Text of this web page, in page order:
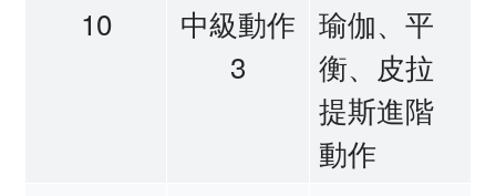
10
中級動作
3
瑜伽、平
衡、皮拉
提斯進階
動作